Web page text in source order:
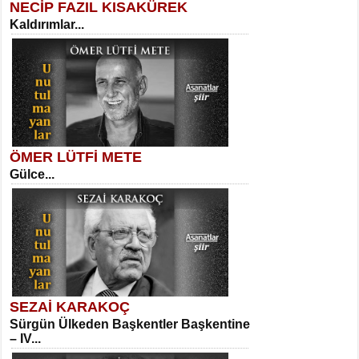
SELAHATTİN YILDIZ
İnsanın Zindanı...
MEHMET TAŞTAN
Vagon’da Bir Şairle...
SITKI CANEY
Oruçla Devrim ve Özgürlüğe…...
Meral Yağmur
Eski Bir Şiir...
Kadir Ünal
Ayağıma Dolanan Yokuş...
Mehmet Çoban
NECİP FAZIL KISAKÜREK
Kaldırımlar...
ÖMER LÜTFİ METE
Gülce...
SEZAİ KARAKOÇ
Sürgün Ülkeden Başkentler Başkentine
– IV...